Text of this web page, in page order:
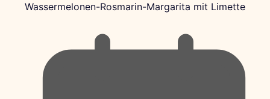
Wassermelonen-Rosmarin-Margarita mit Limette